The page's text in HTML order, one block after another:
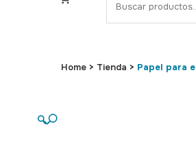
e
c
Home > Tienda > Papel para
🔍